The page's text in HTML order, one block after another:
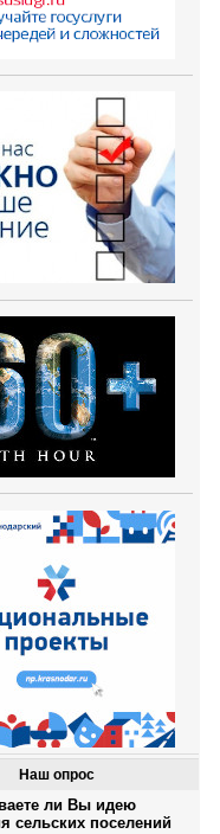
Наш опрос
ли Вы идею
сельских поселений